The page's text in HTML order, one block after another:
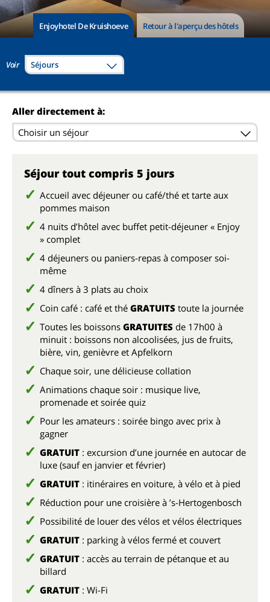
Enjoyhotel De Kruishoeve Retour à l'aperçu des hôtels
Voir Séjours
Aller directement à:
Choisir un séjour
Séjour tout compris 5 jours
Accueil avec déjeuner ou café/thé et tarte aux
pommes maison
4 nuits d’hôtel avec buffet petit-déjeuner « Enjoy
» complet
4 déjeuners ou paniers-repas à composer soi-
même
4 dîners à 3 plats au choix
Coin café : café et thé GRATUITS toute la journée
Toutes les boissons GRATUITES de 17h00 à
minuit : boissons non alcoolisées, jus de fruits,
bière, vin, genièvre et Apfelkorn
Chaque soir, une délicieuse collation
Animations chaque soir : musique live,
promenade et soirée quiz
Pour les amateurs : soirée bingo avec prix à
gagner
GRATUIT : excursion d’une journée en autocar de
luxe (sauf en janvier et février)
GRATUIT : itinéraires en voiture, à vélo et à pied
Réduction pour une croisière à ’s-Hertogenbosch
Possibilité de louer des vélos et vélos électriques
GRATUIT : parking à vélos fermé et couvert
GRATUIT : accès au terrain de pétanque et au
billard
GRATUIT : Wi-Fi